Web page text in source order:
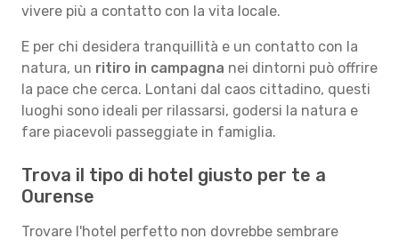
vivere più a contatto con la vita locale.
E per chi desidera tranquillità e un contatto con la
natura, un ritiro in campagna nei dintorni può offrire
la pace che cerca. Lontani dal caos cittadino, questi
luoghi sono ideali per rilassarsi, godersi la natura e
fare piacevoli passeggiate in famiglia.
Trova il tipo di hotel giusto per te a
Ourense
Trovare l'hotel perfetto non dovrebbe sembrare